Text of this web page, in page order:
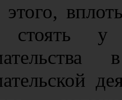
стоять у